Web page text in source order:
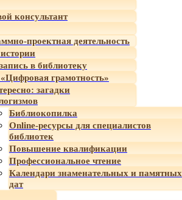
консультант
проектная деятельность
в библиотеку
грамотность»
загадки
Библиокопилка
Online-ресурсы для специалистов
библиотек
Повышение квалификации
Профессиональное чтение
Календари знаменательных и памятных
дат